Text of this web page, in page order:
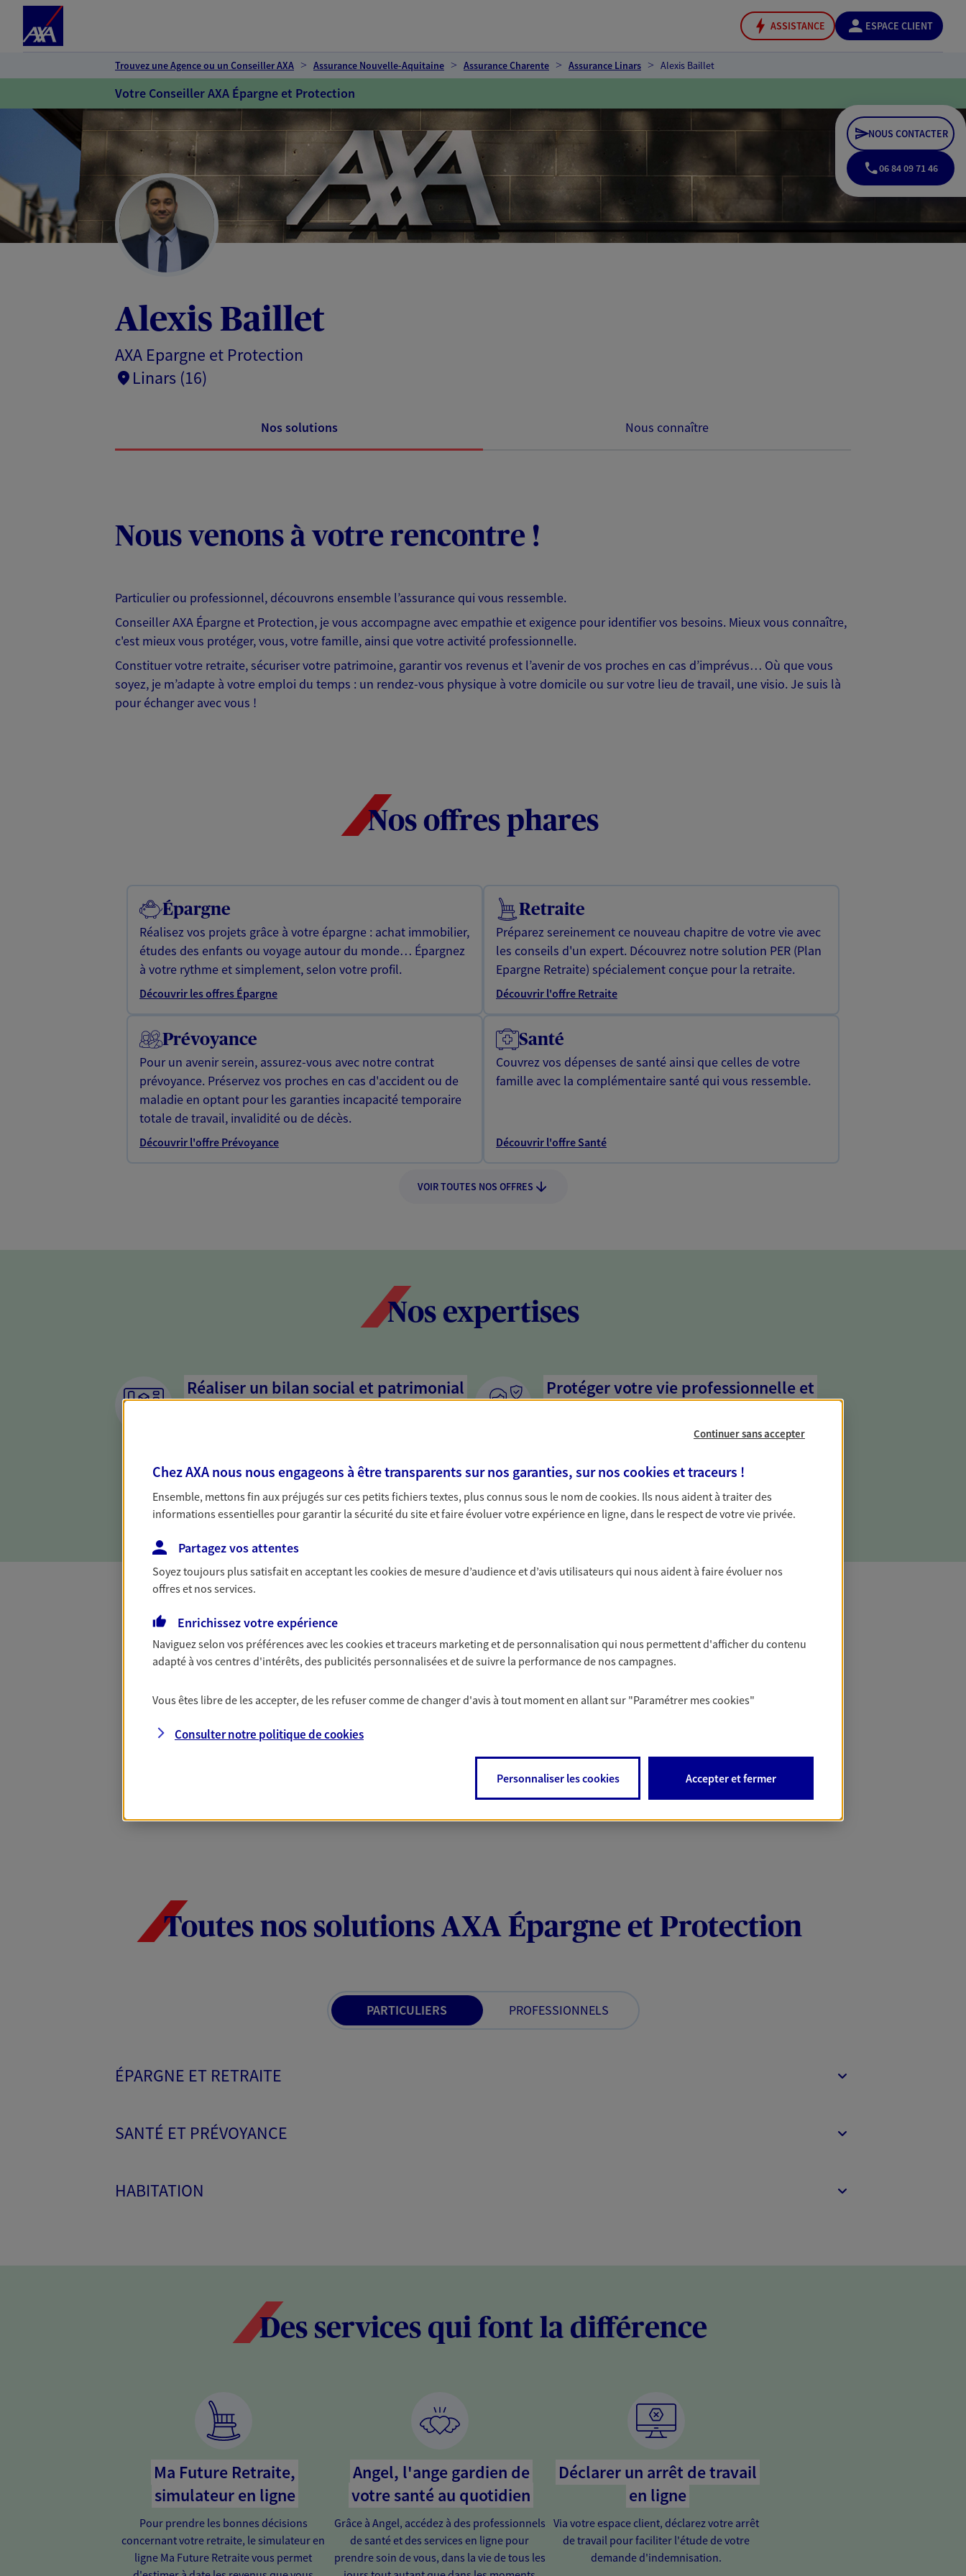
ASSISTANCE ESPACE CLIENT
Trouvez une Agence ou un Conseiller AXA Assurance Nouvelle-Aquitaine Assurance Charente Assurance Linars Alexis Baillet
Votre Conseiller AXA Épargne et Protection
Alexis Baillet
AXA Epargne et Protection
Linars (16)
NOUS CONTACTER
06 84 09 71 46
Nos solutions Nous connaître
Nous venons à votre rencontre !
Particulier ou professionnel, découvrons ensemble l’assurance qui vous ressemble.
Conseiller AXA Épargne et Protection, je vous accompagne avec empathie et exigence pour identifier vos besoins. Mieux vous connaître,
c'est mieux vous protéger, vous, votre famille, ainsi que votre activité professionnelle.
Constituer votre retraite, sécuriser votre patrimoine, garantir vos revenus et l’avenir de vos proches en cas d’imprévus… Où que vous
soyez, je m’adapte à votre emploi du temps : un rendez-vous physique à votre domicile ou sur votre lieu de travail, une visio. Je suis là
pour échanger avec vous !
Nos offres phares
Épargne
Réalisez vos projets grâce à votre épargne : achat immobilier,
études des enfants ou voyage autour du monde… Épargnez
à votre rythme et simplement, selon votre profil.
Découvrir les offres Épargne
Retraite
Préparez sereinement ce nouveau chapitre de votre vie avec
les conseils d'un expert. Découvrez notre solution PER (Plan
Epargne Retraite) spécialement conçue pour la retraite.
Découvrir l'offre Retraite
Prévoyance
Pour un avenir serein, assurez-vous avec notre contrat
prévoyance. Préservez vos proches en cas d'accident ou de
maladie en optant pour les garanties incapacité temporaire
totale de travail, invalidité ou de décès.
Découvrir l'offre Prévoyance
Santé
Couvrez vos dépenses de santé ainsi que celles de votre
famille avec la complémentaire santé qui vous ressemble.
Découvrir l'offre Santé
VOIR TOUTES NOS OFFRES
Nos expertises
Réaliser un bilan social et patrimonial
dresser un bilan complet de votre situation. Une analyse
solide pour vous formuler des conseils cohérents avec vos
besoins.
Protéger votre vie professionnelle et
Nous sommes à votre écoute pour vous proposer des
activité, mais aussi les risques liés à votre vie privée. Un seul
interlocuteur pour tous vos besoins, ça change tout.
Complémentaire Santé
Et si préserver votre budget, c’était aussi prendre soin de votre santé ? Avec le contrat Ma
votre cotisation, si vous avez 60 ans et plus ; et si vous êtes un travailleur non salarié.
Contactez-nous pour plus d’information sur l’offre et ses conditions.
Toutes nos solutions AXA Épargne et Protection
PARTICULIERS PROFESSIONNELS
ÉPARGNE ET RETRAITE
SANTÉ ET PRÉVOYANCE
HABITATION
Des services qui font la différence
Ma Future Retraite,
simulateur en ligne
Pour prendre les bonnes décisions
concernant votre retraite, le simulateur en
ligne Ma Future Retraite vous permet
Angel, l'ange gardien de
votre santé au quotidien
Grâce à Angel, accédez à des professionnels
de santé et des services en ligne pour
prendre soin de vous, dans la vie de tous les
Déclarer un arrêt de travail
en ligne
Via votre espace client, déclarez votre arrêt
de travail pour faciliter l'étude de votre
demande d'indemnisation.
Continuer sans accepter
Chez AXA nous nous engageons à être transparents sur nos garanties, sur nos cookies et traceurs !
Ensemble, mettons fin aux préjugés sur ces petits fichiers textes, plus connus sous le nom decookies. Ils nous aident à traiter des
informations essentielles pour garantir la sécurité du site et faire évoluer votre expérience en ligne, dans le respect de votre vie privée.
Partagez vos attentes
Soyez toujours plus satisfait en acceptant lescookiesde mesure d’audience et d’avis utilisateurs qui nous aident à faire évoluer nos
offres et nos services.
Enrichissez votre expérience
Naviguez selon vos préférences avec lescookies et traceurs marketing et de personnalisation qui nous permettent d'afficher du contenu
adapté à vos centres d'intérêts, des publicités personnalisées et de suivre la performance de nos campagnes.
Vous êtes libre de les accepter, de les refuser comme de changer d'avis à tout moment en allant sur "Paramétrer mescookies"
Consulter notre politique decookies
Personnaliser les cookies Accepter et fermer